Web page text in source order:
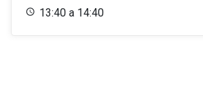
13:40 a 14:40